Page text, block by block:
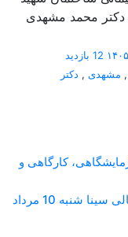
محمد مشهدی
12 بازدید
, مشهدی , دکتر
کارگاهی و
اداری بین دانشگاه کاشان و موسسه آموزش عالی سینا شنبه 10 مرداد